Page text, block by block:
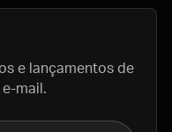
e lançamentos de
mail.